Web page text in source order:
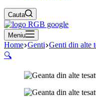
Cauta
Meniu
Home Genti Genti din alte
🔍